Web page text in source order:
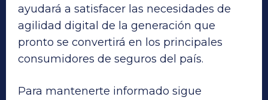
ayudará a satisfacer las necesidades de
agilidad digital de la generación que
pronto se convertirá en los principales
consumidores de seguros del país.
Para mantenerte informado sigue